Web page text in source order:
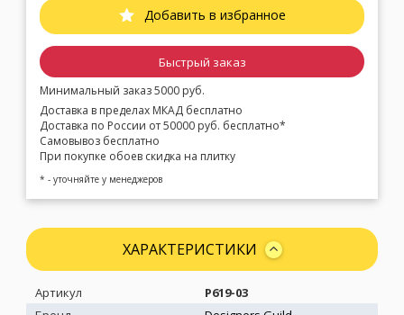
Добавить в избранное
Быстрый заказ
Минимальный заказ 5000 руб.
Доставка в пределах МКАД бесплатно
Доставка по России от 50000 руб. бесплатно*
Самовывоз бесплатно
При покупке обоев скидка на плитку
* - уточняйте у менеджеров
ХАРАКТЕРИСТИКИ
Артикул
P619-03